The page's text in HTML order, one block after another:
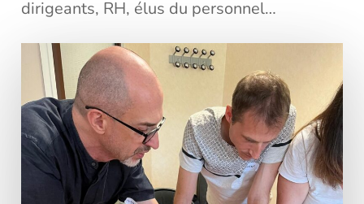
dirigeants, RH, élus du personnel…